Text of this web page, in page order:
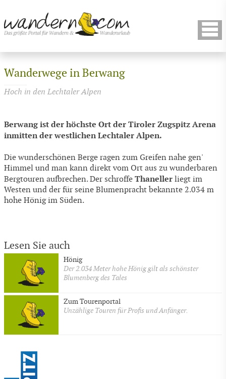
Wanderwege in Berwang
Hoch in den Lechtaler Alpen
Berwang ist der höchste Ort der Tiroler Zugspitz Arena
inmitten der westlichen Lechtaler Alpen.
Die wunderschönen Berge ragen zum Greifen nahe gen'
Himmel und man kann direkt vom Ort aus zu wunderbaren
Bergtouren aufbrechen. Der schroffe Thaneller liegt im
Westen und der für seine Blumenpracht bekannte 2.034 m
hohe Hönig im Süden.
Lesen Sie auch
Hönig
Der 2.034 Meter hohe Hönig gilt als schönster
Blumenberg des Tales
Zum Tourenportal
Unzählige Touren für Profis und Anfänger.